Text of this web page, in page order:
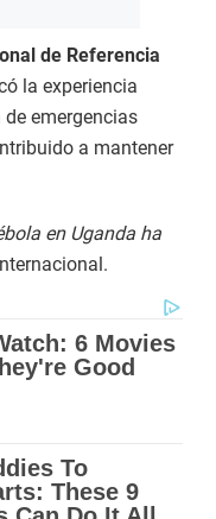
de Referencia
la experiencia
emergencias
a mantener
en Uganda ha